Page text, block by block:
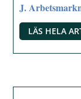
J.
LÄS HELA